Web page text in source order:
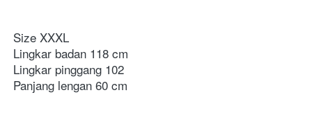
Size XXXL
Lingkar badan 118 cm
Lingkar pinggang 102
Panjang lengan 60 cm